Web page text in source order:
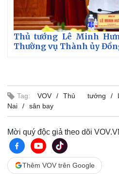
Vụ án
Tin nóng
Tư vấn luật
Thủ tướng Lê Minh
Thường vụ Thành ủy
Tag: VOV Thủ tướng
Nai
sân bay
Mời quý độc giả theo dõi
Thêm VOV trên Google